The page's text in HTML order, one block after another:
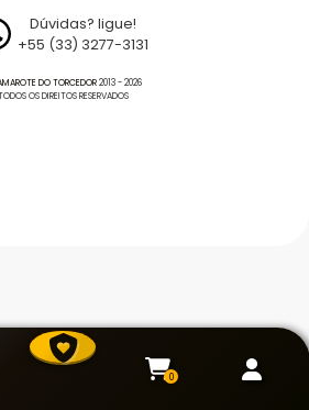
Dúvidas? ligue!
+55 (33) 3277-3131
DO TORCEDOR2013 - 2026
OS DIREITOS RESERVADOS
0